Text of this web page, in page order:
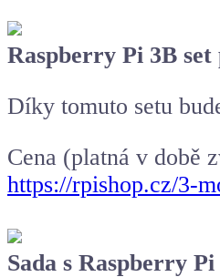
Raspberry Pi 3B
Díky tomuto setu
Cena (platná v době
https://rpishop.cz/3-
Sada s Raspberry